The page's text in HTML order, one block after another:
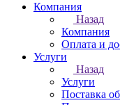
Компания
Назад
Компания
Оплата и
Услуги
Назад
Услуги
Поставка